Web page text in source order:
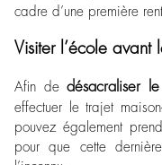
cadre d’une première
Visiter l’école avant
Afin de désacraliser
effectuer le trajet
pouvez également
pour que cette